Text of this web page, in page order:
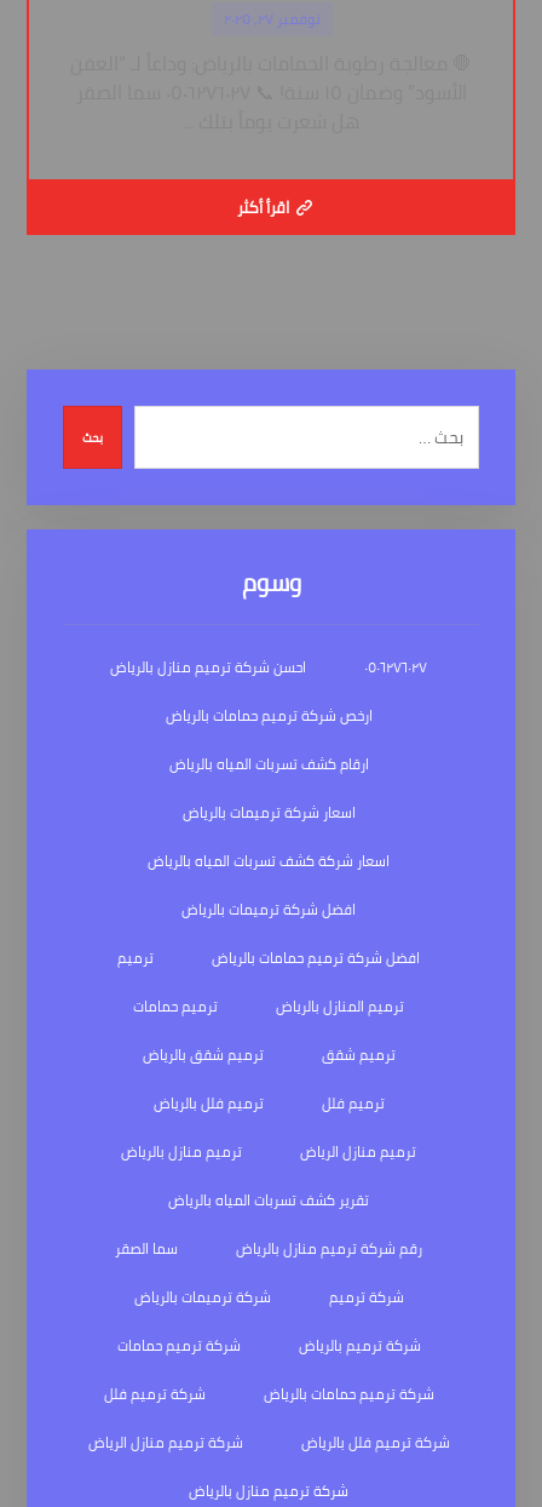
نوفمبر ٢٧, ٢٠٢٥
اقرأ أكثر
بحث
وسوم
٠٥٠٦٢٧٦٠٢٧
احسن شركة ترميم منازل بالرياض
ارخص شركة ترميم حمامات بالرياض
ارقام كشف تسربات المياه بالرياض
اسعار شركة ترميمات بالرياض
اسعار شركة كشف تسربات المياه بالرياض
افضل شركة ترميمات بالرياض
افضل شركة ترميم حمامات بالرياض
ترميم
ترميم المنازل بالرياض
ترميم حمامات
ترميم شقق
ترميم شقق بالرياض
ترميم فلل
ترميم فلل بالرياض
ترميم منازل الرياض
ترميم منازل بالرياض
تقرير كشف تسربات المياه بالرياض
رقم شركة ترميم منازل بالرياض
سما الصقر
شركة ترميم
شركة ترميمات بالرياض
شركة ترميم بالرياض
شركة ترميم حمامات
شركة ترميم حمامات بالرياض
شركة ترميم فلل
شركة ترميم فلل بالرياض
شركة ترميم منازل الرياض
شركة ترميم منازل بالرياض